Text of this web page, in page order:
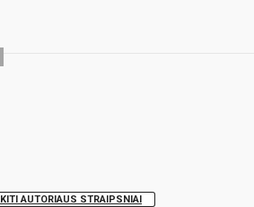
KITI AUTORIAUS STRAIPSNIAI